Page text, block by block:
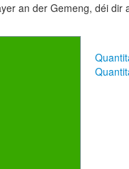
an der Gemeng, déi